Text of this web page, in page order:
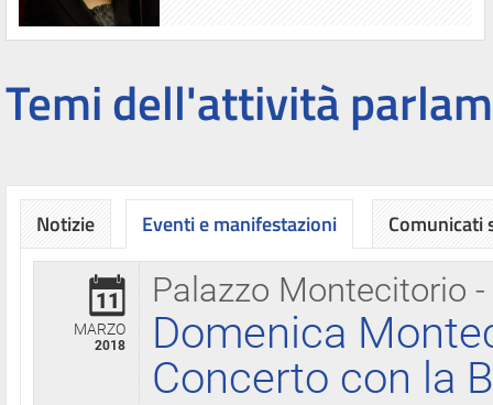
Temi dell'attività
Notizie Eventi e manifestazioni
Palazzo Montecitorio
11
MARZO
2018
Domenica
Concerto con la
Comunicati